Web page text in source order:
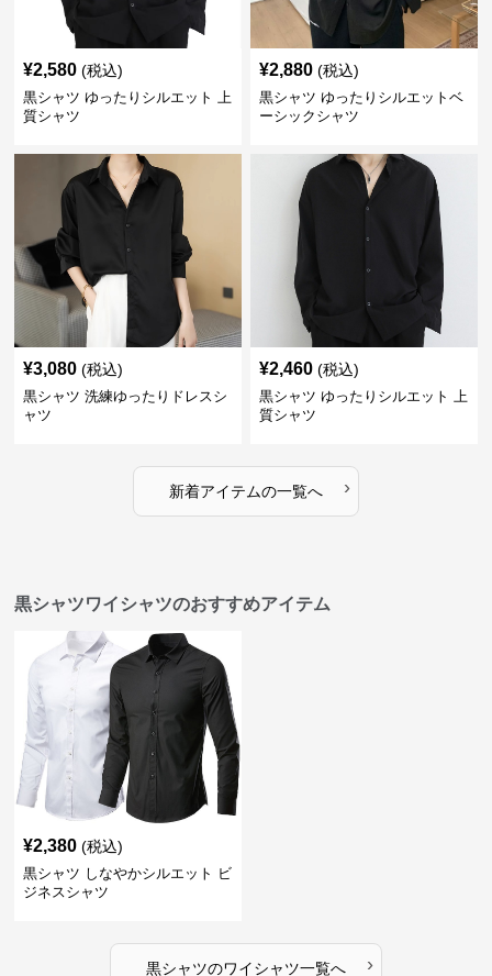
¥2,580 (税込)
黒シャツ ゆったりシルエット 上
質シャツ
¥2,880 (税込)
黒シャツ ゆったりシルエットベ
ーシックシャツ
¥3,080 (税込)
黒シャツ 洗練ゆったりドレスシ
ャツ
¥2,460 (税込)
黒シャツ ゆったりシルエット 上
質シャツ
新着アイテムの一覧へ ›
黒シャツワイシャツのおすすめアイテム
¥2,380 (税込)
黒シャツ しなやかシルエット ビ
ジネスシャツ
黒シャツのワイシャツ一覧へ ›